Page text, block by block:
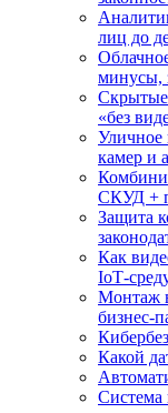
лиц до
минусы,
Скрытые
«без
Уличное
камер и
СКУД +
Защита
Как
Монтаж
Какой
Система